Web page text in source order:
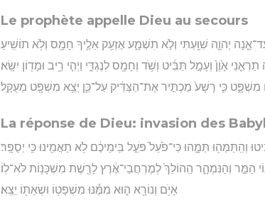
Le prophète appelle Dieu au secours
יְהוָ֛ה שִׁוַּ֖עְתִּי וְלֹ֣א תִשְׁמָ֑ע אֶזְעַ֥ק אֵלֶ֛יךָ חָמָ֖ס וְלֹ֥א תוֹשִֽׁיעַ׃
אָ֙וֶן֙ וְעָמָ֣ל תַּבִּ֔יט וְשֹׁ֥ד וְחָמָ֖ס לְנֶגְדִּ֑י וַיְהִ֧י רִ֦יב וּמָד֖וֹן יִשָּֽׂא׃
מִשְׁפָּ֑ט כִּ֤י רָשָׁע֙ מַכְתִּ֣יר אֶת־הַצַּדִּ֔יק עַל־כֵּ֛ן יֵצֵ֥א מִשְׁפָּ֖ט מְעֻקָּֽל׃
La réponse de Dieu: invasion des
וְהִֽתַּמְּה֖וּ תְּמָ֑הוּ כִּי־פֹ֙עַל֙ פֹּעֵ֣ל בִּֽימֵיכֶ֔ם לֹ֥א תַאֲמִ֖ינוּ כִּ֥י יְסֻפָּֽר׃
הַמַּ֣ר וְהַנִּמְהָ֑ר הַֽהוֹלֵךְ֙ לְמֶרְחֲבֵי־אֶ֔רֶץ לָרֶ֖שֶׁת מִשְׁכָּנ֥וֹת לֹּא־לֽוֹ׃
אָיֹ֥ם וְנוֹרָ֖א ה֑וּא מִמֶּ֕נּוּ מִשְׁפָּט֥וֹ וּשְׂאֵת֖וֹ יֵצֵֽא׃